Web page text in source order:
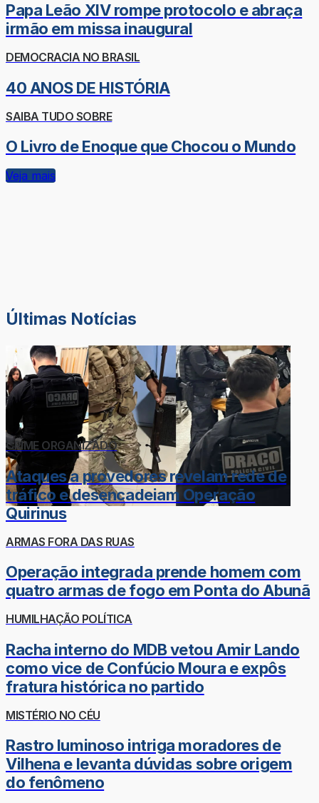
Papa Leão XIV rompe protocolo e abraça
irmão em missa inaugural
DEMOCRACIA NO BRASIL
40 ANOS DE HISTÓRIA
SAIBA TUDO SOBRE
O Livro de Enoque que Chocou o Mundo
Veja mais
Últimas Notícias
CRIME ORGANIZADO
Ataques a provedores revelam rede de
tráfico e desencadeiam Operação
Quirinus
ARMAS FORA DAS RUAS
Operação integrada prende homem com
quatro armas de fogo em Ponta do Abunã
HUMILHAÇÃO POLÍTICA
Racha interno do MDB vetou Amir Lando
como vice de Confúcio Moura e expôs
fratura histórica no partido
MISTÉRIO NO CÉU
Rastro luminoso intriga moradores de
Vilhena e levanta dúvidas sobre origem
do fenômeno